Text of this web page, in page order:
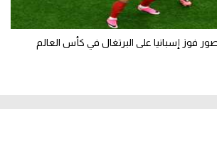
فوز إسبانيا على البرتغال في كأس العالم